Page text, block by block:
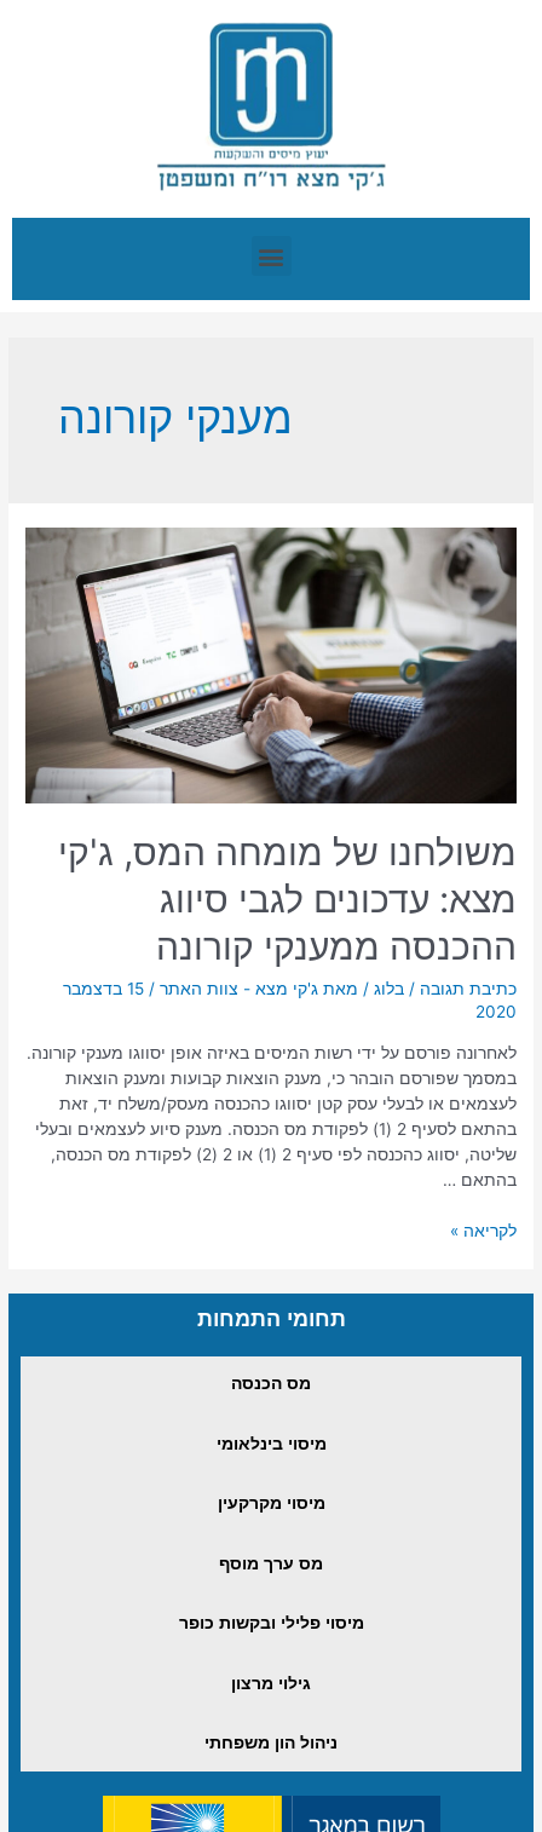
תחומי התמחות
מס הכנסה
מיסוי בינלאומי
מיסוי מקרקעין
מס ערך מוסף
מיסוי פלילי ובקשות כופר
גילוי מרצון
ניהול הון משפחתי
מענקי קורונה
משולחנו של מומחה המס, ג'קי
מצא: עדכונים לגבי סיווג
ההכנסה ממענקי קורונה
כתיבת תגובה /בלוג / מאתג'קי מצא - צוות האתר /
15 בדצמבר
2020
לאחרונה פורסם על ידי רשות המיסים באיזה אופן יסווגו מענקי קורונה.
במסמך שפורסם הובהר כי, מענק הוצאות קבועות ומענק הוצאות
לעצמאים או לבעלי עסק קטן יסווגו כהכנסה מעסק/משלח יד, זאת
בהתאם לסעיף 2 (1) לפקודת מס הכנסה. מענק סיוע לעצמאים ובעלי
שליטה, יסווג כהכנסה לפי סעיף 2 (1) או 2 (2) לפקודת מס הכנסה,
בהתאם …
לקריאה »